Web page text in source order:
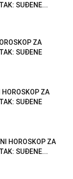
SUĐENE...
ZA
SUĐENE
ZA
SUĐENE
HOROSKOP ZA
SUĐENE...